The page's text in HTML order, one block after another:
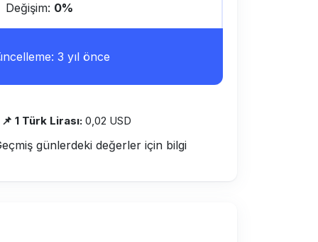
Değişim: 0%
3 yıl önce
📌 1 Türk Lirası: 0,02 USD
günlerdeki değerler için bilgi